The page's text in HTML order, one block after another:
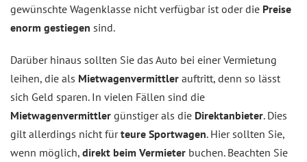
gewünschte Wagenklasse nicht verfügbar ist oder die Preise
enorm gestiegen sind.
Darüber hinaus sollten Sie das Auto bei einer Vermietung
leihen, die als Mietwagenvermittler auftritt, denn so lässt
sich Geld sparen. In vielen Fällen sind die
Mietwagenvermittler günstiger als die Direktanbieter. Dies
gilt allerdings nicht fürteure Sportwagen. Hier sollten Sie,
wenn möglich, direkt beim Vermieter buchen. Beachten Sie